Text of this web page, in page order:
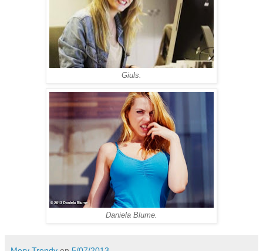
Giuls.
Daniela Blume.